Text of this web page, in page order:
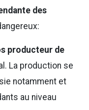
des
producteur de
La production se
notamment et
au niveau